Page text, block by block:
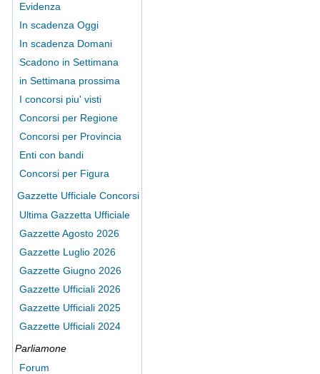
Evidenza
In scadenza Oggi
In scadenza Domani
Scadono in Settimana
in Settimana prossima
I concorsi piu' visti
Concorsi per Regione
Concorsi per Provincia
Enti con bandi
Concorsi per Figura
Gazzette Ufficiale Concorsi
Ultima Gazzetta Ufficiale
Gazzette Agosto 2026
Gazzette Luglio 2026
Gazzette Giugno 2026
Gazzette Ufficiali 2026
Gazzette Ufficiali 2025
Gazzette Ufficiali 2024
Parliamone
Forum